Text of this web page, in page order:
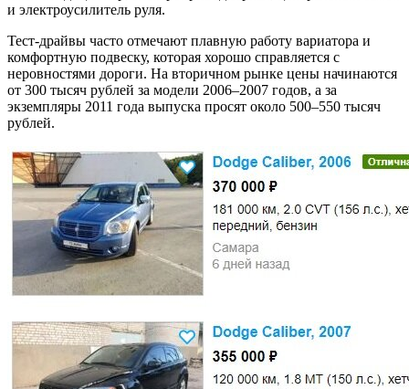
и электроусилитель руля.
Тест-драйвы часто отмечают плавную работу вариатора и
комфортную подвеску, которая хорошо справляется с
неровностями дороги. На вторичном рынке цены начинаются
от 300 тысяч рублей за модели 2006–2007 годов, а за
экземпляры 2011 года выпуска просят около 500–550 тысяч
рублей.